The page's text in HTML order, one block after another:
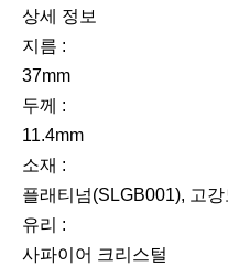
상세 정보
지름 :
37mm
두께 :
11.4mm
소재 :
플래티넘(SLGB001), 고
유리 :
사파이어 크리스털